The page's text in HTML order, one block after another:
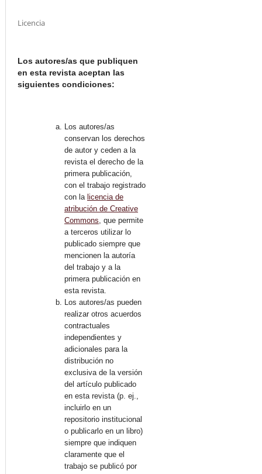
Licencia
Los autores/as que publiquen
en esta revista aceptan las
siguientes condiciones:
Los autores/as
conservan los derechos
de autor y ceden a la
revista el derecho de la
primera publicación,
con el trabajo registrado
con la licencia de
atribución de Creative
Commons , que permite
a terceros utilizar lo
publicado siempre que
mencionen la autoría
del trabajo y a la
primera publicación en
esta revista.
Los autores/as pueden
realizar otros acuerdos
contractuales
independientes y
adicionales para la
distribución no
exclusiva de la versión
del artículo publicado
en esta revista (p. ej.,
incluirlo en un
repositorio institucional
o publicarlo en un libro)
siempre que indiquen
claramente que el
trabajo se publicó por